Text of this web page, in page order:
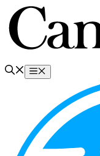
Перейти
содержимому
Меню